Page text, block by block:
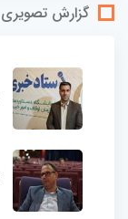
گزارش تصویری